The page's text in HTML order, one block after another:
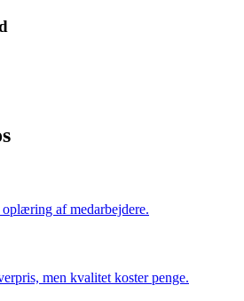
af medarbejdere.
men kvalitet koster penge.